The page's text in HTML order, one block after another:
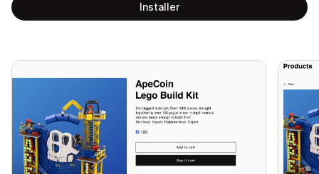
Installer